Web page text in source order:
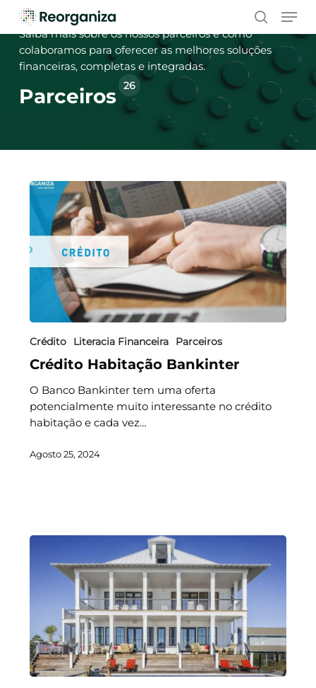
Skip
main
content
search
Parceiros 26
Saiba mais sobre os nossos parceiros e como
colaboramos para oferecer as melhores soluções
financeiras, completas e integradas.
Crédito Literacia Financeira Parceiros
Crédito Habitação Bankinter
O Banco Bankinter tem uma oferta
potencialmente muito interessante no crédito
habitação e cada vez…
Agosto 25, 2024